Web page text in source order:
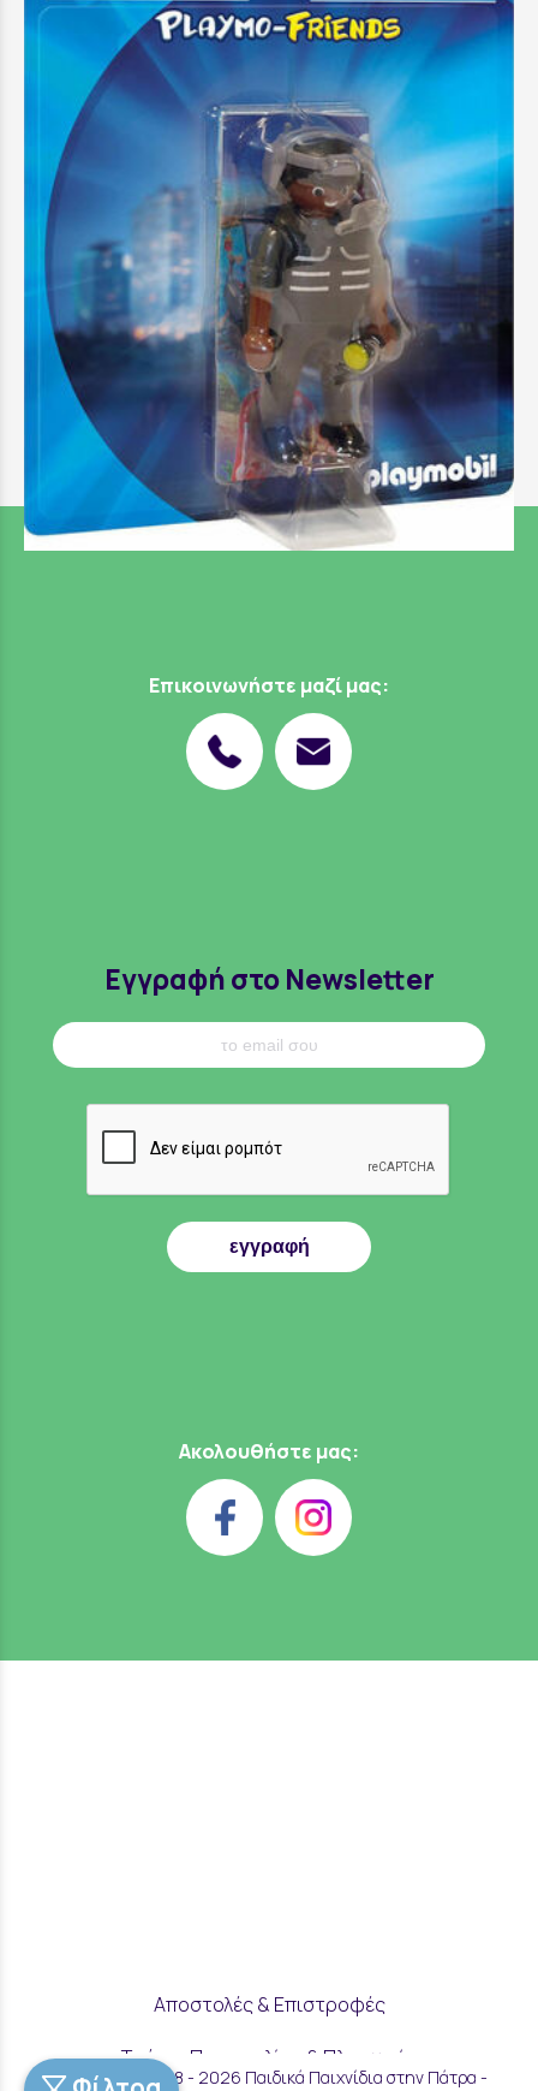
Playmobil Playmo-Friends Αρχηγός Ομάδας
Ειδικών Αποστολών - 70238
2,99 €
Προσθήκη στο Καλάθι
Άμεσα διαθέσιμο
Επικοινωνήστε μαζί μας:
Εγγραφή στο Newsletter
εγγραφή
Ακολουθήστε μας:
Αποστολές & Επιστροφές
Τρόποι Παραγγελίας & Πληρωμής
Copyright © 2018 - 2026 Παιδικά Παιχνίδια στην Πάτρα -